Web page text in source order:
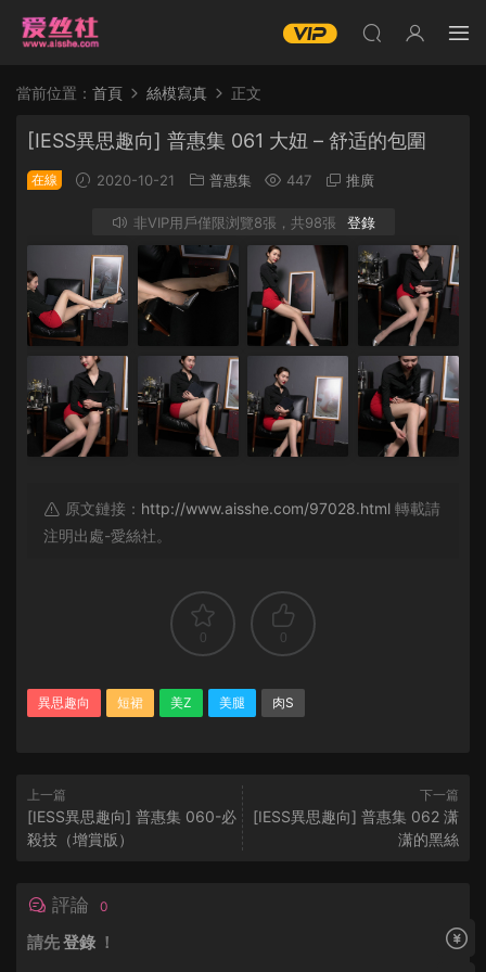
當前位置： 首頁 絲模寫真 正文
[IESS異思趣向] 普惠集 061 大妞 – 舒适的包圍
在線 2020-10-21 普惠集 447 推廣
非VIP用戶僅限浏覽8張，共98張 登錄
原文鏈接： http://www.aisshe.com/97028.html 轉載請
注明出處-愛絲社。
0 0
異思趣向 短裙 美Z 美腿 肉S
上一篇
[IESS異思趣向] 普惠集 060-必
殺技（增賞版）
下一篇
[IESS異思趣向] 普惠集 062 潇
潇的黑絲
評論 0
請先登錄 ！